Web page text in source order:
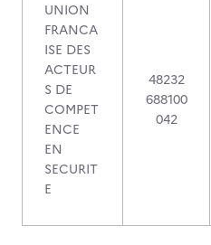
UNION
FRANCA
ISE DES
ACTEUR
S DE
COMPET
ENCE
EN
SECURIT
E
48232
688100
042